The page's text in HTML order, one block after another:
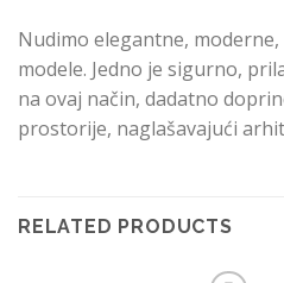
Nudimo elegantne,
modele. Jedno je sigurno,
na ovaj način, dadatno
prostorije, naglašavajući
RELATED PRODUCTS